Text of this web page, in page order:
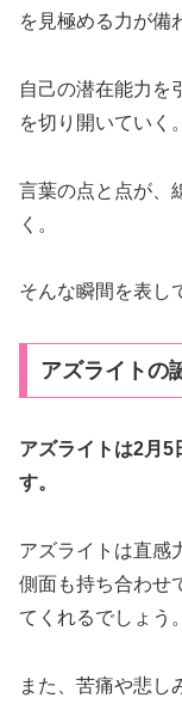
を見極める力が備
自己の潜在能力を
を切り開いていく。
言葉の点と点が、
く。
そんな瞬間を表し
アズライトの
アズライトは2月5
す。
アズライトは直感
側面も持ち合わせ
てくれるでしょう。
また、苦痛や悲し